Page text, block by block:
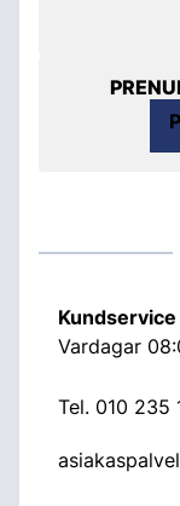
Kundservice
Vardagar
Tel. 010 235